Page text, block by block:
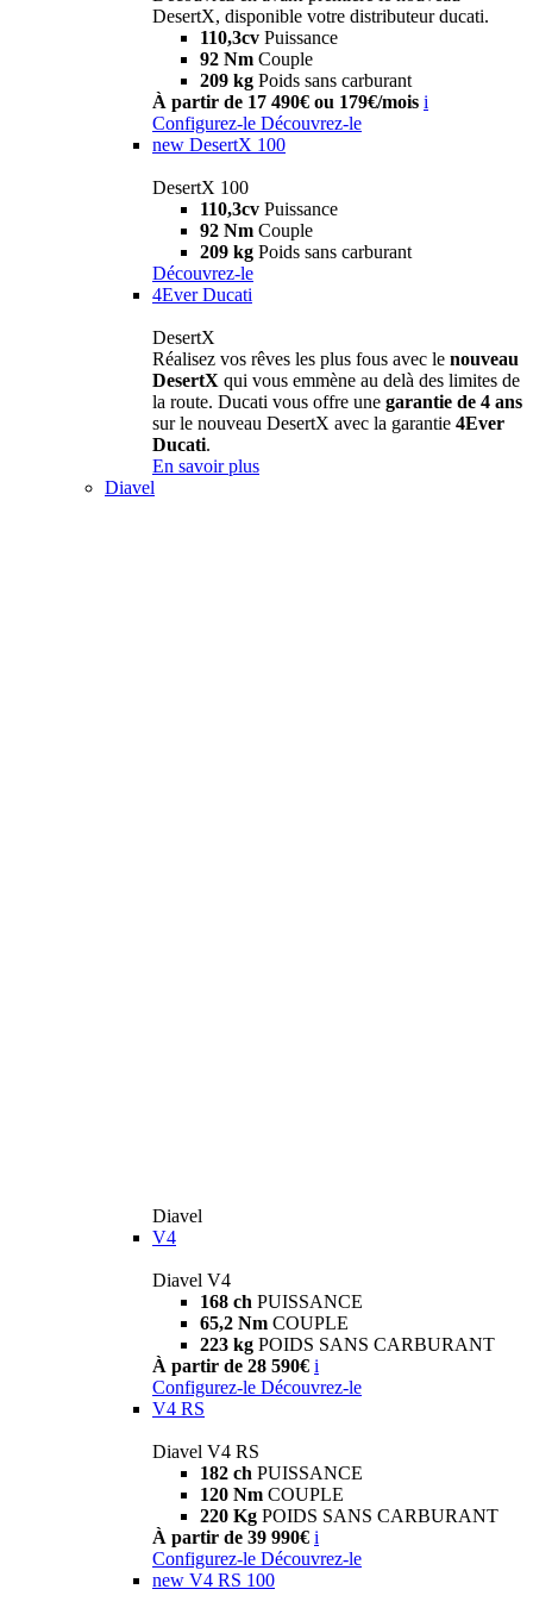
DesertX, disponible votre distributeur ducati.
110,3cv Puissance
92 Nm Couple
209 kg Poids sans carburant
À partir de 17 490€ ou 179€/mois i
Configurez-le Découvrez-le
new DesertX 100
DesertX 100
110,3cv Puissance
92 Nm Couple
209 kg Poids sans carburant
Découvrez-le
4Ever Ducati
DesertX
Réalisez vos rêves les plus fous avec le nouveau
DesertX qui vous emmène au delà des limites de
la route. Ducati vous offre une garantie de 4 ans
sur le nouveau DesertX avec la garantie 4Ever
Ducati.
En savoir plus
Diavel
Diavel
V4
Diavel V4
168 ch PUISSANCE
65,2 Nm COUPLE
223 kg POIDS SANS CARBURANT
À partir de 28 590€ i
Configurez-le Découvrez-le
V4 RS
Diavel V4 RS
182 ch PUISSANCE
120 Nm COUPLE
220 Kg POIDS SANS CARBURANT
À partir de 39 990€ i
Configurez-le Découvrez-le
new V4 RS 100